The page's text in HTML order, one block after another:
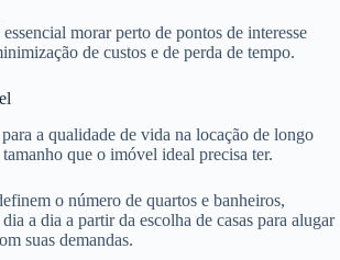
morar perto de pontos de interesse
de custos e de perda de tempo.
a qualidade de vida na locação de longo
que o imóvel ideal precisa ter.
o número de quartos e banheiros,
a dia a partir da escolha de casas para alugar
suas demandas.